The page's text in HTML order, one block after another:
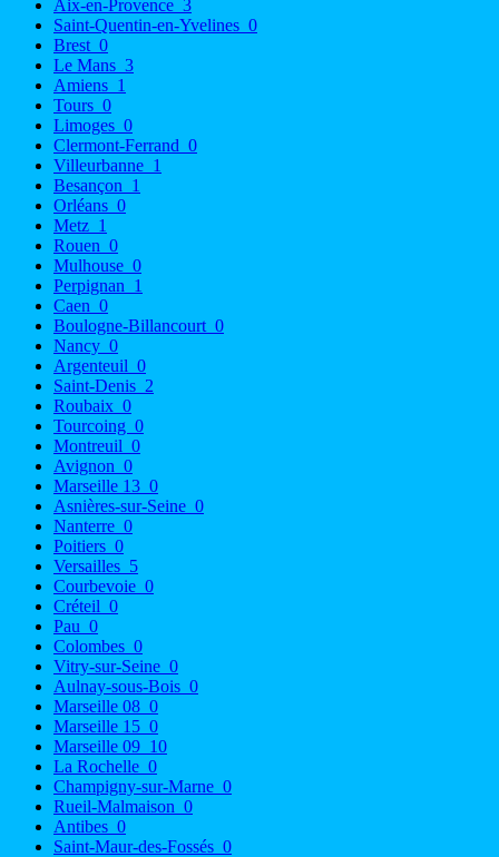
Aix-en-Provence 3
Saint-Quentin-en-Yvelines 0
Brest 0
Le Mans 3
Amiens 1
Tours 0
Limoges 0
Clermont-Ferrand 0
Villeurbanne 1
Besançon 1
Orléans 0
Metz 1
Rouen 0
Mulhouse 0
Perpignan 1
Caen 0
Boulogne-Billancourt 0
Nancy 0
Argenteuil 0
Saint-Denis 2
Roubaix 0
Tourcoing 0
Montreuil 0
Avignon 0
Marseille 13 0
Asnières-sur-Seine 0
Nanterre 0
Poitiers 0
Versailles 5
Courbevoie 0
Créteil 0
Pau 0
Colombes 0
Vitry-sur-Seine 0
Aulnay-sous-Bois 0
Marseille 08 0
Marseille 15 0
Marseille 09 10
La Rochelle 0
Champigny-sur-Marne 0
Rueil-Malmaison 0
Antibes 0
Saint-Maur-des-Fossés 0